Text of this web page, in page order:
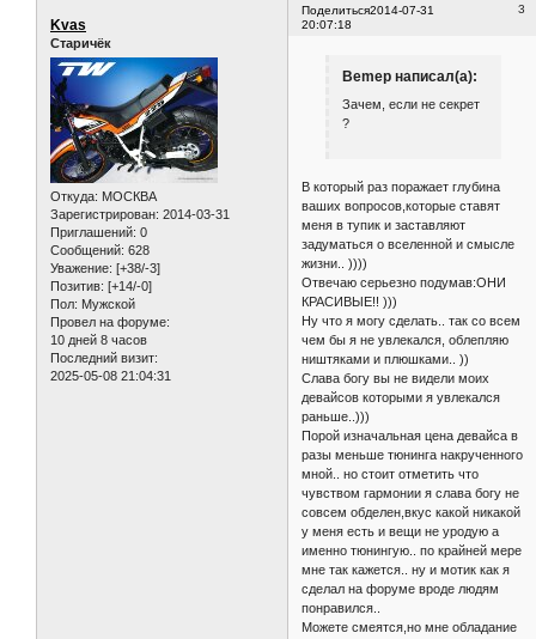
Поделиться 3
2014-07-31
20:07:18
Kvas
Старичёк
Откуда: МОСКВА
Зарегистрирован: 2014-03-31
Приглашений: 0
Сообщений: 628
Уважение: [+38/-3]
Позитив: [+14/-0]
Пол: Мужской
Провел на форуме:
10 дней 8 часов
Последний визит:
2025-05-08 21:04:31
Bemep написал(а):
Зачем, если не секрет
?
В который раз поражает глубина
ваших вопросов,которые ставят
меня в тупик и заставляют
задуматься о вселенной и смысле
жизни.. ))))
Отвечаю серьезно подумав:ОНИ
КРАСИВЫЕ!! )))
Ну что я могу сделать.. так со всем
чем бы я не увлекался, облепляю
ништяками и плюшками.. ))
Слава богу вы не видели моих
девайсов которыми я увлекался
раньше..)))
Порой изначальная цена девайса в
разы меньше тюнинга накрученного
мной.. но стоит отметить что
чувством гармонии я слава богу не
совсем обделен,вкус какой никакой
у меня есть и вещи не уродую а
именно тюнингую.. по крайней мере
мне так кажется.. ну и мотик как я
сделал на форуме вроде людям
понравился..
Можете смеятся,но мне обладание